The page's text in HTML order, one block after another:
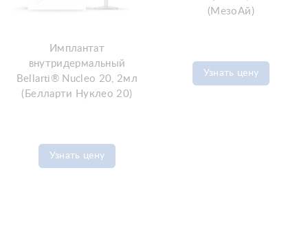
Имплантат
внутридермальный
Bellarti® Nucleo 20, 2мл
(Белларти Нуклео 20)
Узнать цену
(МезоАй)
Узнать цену